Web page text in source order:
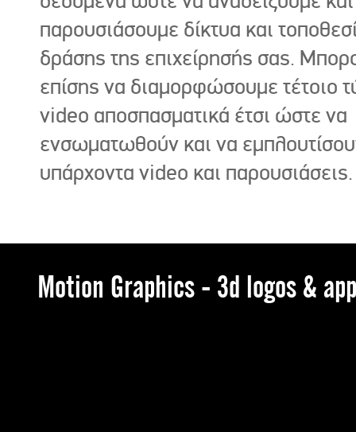
παρουσιάσουμε δίκτυα και
δράσης της επιχείρησής σας.
επίσης να διαμορφώσουμε τέτοιο
video αποσπασματικά έτσι ώστε να
ενσωματωθούν και να
υπάρχοντα video και παρουσιάσεις.
Motion Graphics - 3d logos &